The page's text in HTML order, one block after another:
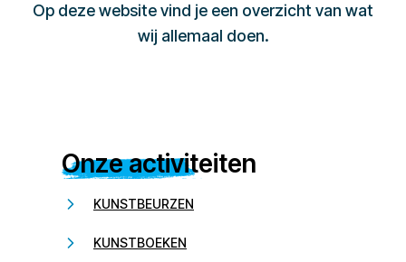
Op deze website vind je een overzicht van wat
wij allemaal doen.
Onze activiteiten
KUNSTBEURZEN
KUNSTBOEKEN